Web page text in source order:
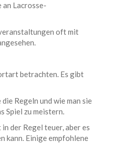
an Lacrosse-
oft mit
betrachten. Es gibt
Regeln und wie man sie
Spiel zu meistern.
der Regel teuer, aber es
kann. Einige empfohlene